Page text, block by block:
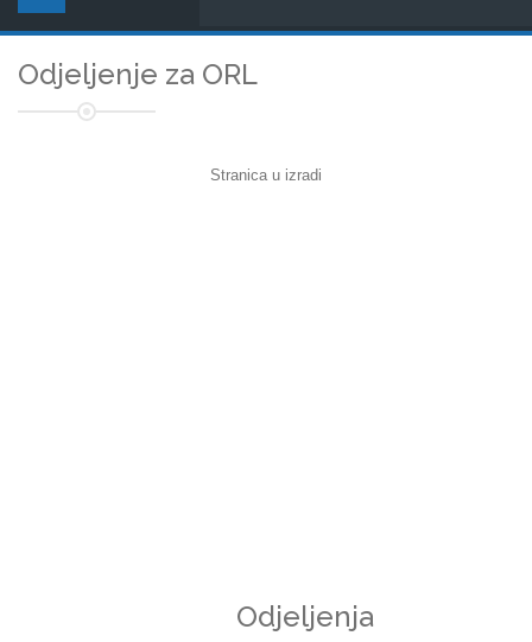
Odjeljenje za ORL
Stranica u izradi
Odjeljenja